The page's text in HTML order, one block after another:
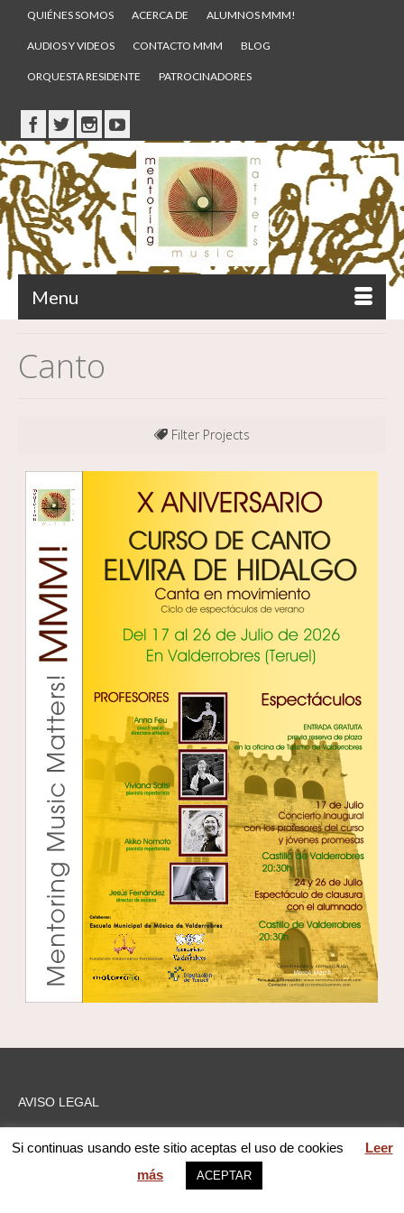
QUIÉNES SOMOS ACERCA DE ALUMNOS MMM!
AUDIOS Y VIDEOS CONTACTO MMM BLOG
ORQUESTA RESIDENTE PATROCINADORES
Menu
Canto
Filter Projects
All
AVISO LEGAL
Si continuas usando este sitio aceptas el uso de cookies
Leer
más
ACEPTAR